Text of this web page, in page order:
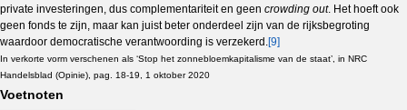
private investeringen, dus complementariteit en geen crowding out. Het hoeft ook
geen fonds te zijn, maar kan juist beter onderdeel zijn van de rijksbegroting
waardoor democratische verantwoording is verzekerd.[9]
In verkorte vorm verschenen als ‘Stop het zonnebloemkapitalisme van de staat’, in NRC
Handelsblad (Opinie), pag. 18-19, 1 oktober 2020
Voetnoten